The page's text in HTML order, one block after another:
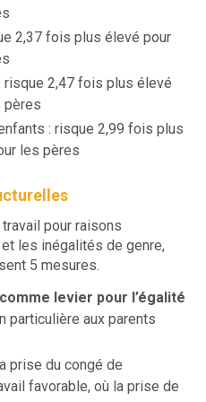
2,37 fois plus élevé pour
risque 2,47 fois plus élevé
pères
: risque 2,99 fois plus
les pères
pour raisons
les inégalités de genre,
5 mesures.
levier pour l’égalité
particulière aux parents
prise du congé de
favorable, où la prise de